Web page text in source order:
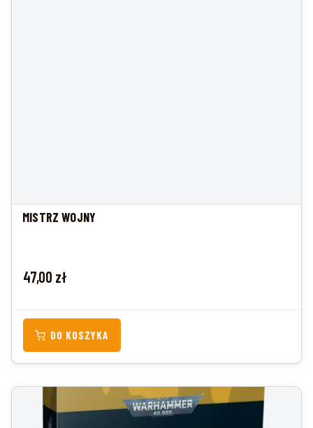
MISTRZ WOJNY
Cena
47,00 zł
DO KOSZYKA